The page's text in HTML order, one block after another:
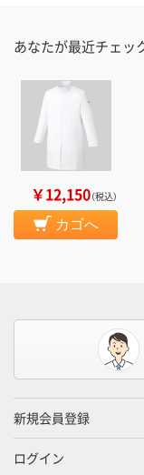
あなたが最近チェッ
￥12,150（税込）
カゴへ
新規会員登録
ログイン